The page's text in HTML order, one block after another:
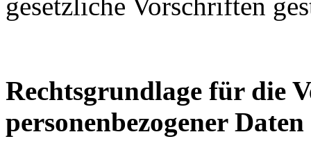
Rechtsgrundlage für die
personenbezogener Daten